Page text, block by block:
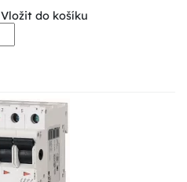
Vložit do košíku